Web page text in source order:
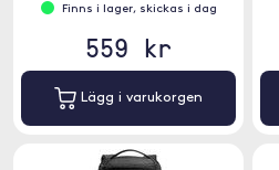
Finns i lager, skickas i dag
559 kr
Lägg i varukorgen